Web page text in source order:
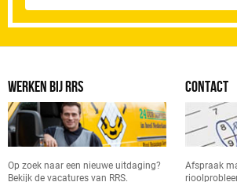
WERKEN BIJ RRS
Op zoek naar een nieuwe uitdaging?
Bekijk de vacatures van RRS.
CONTACT
Afspraak